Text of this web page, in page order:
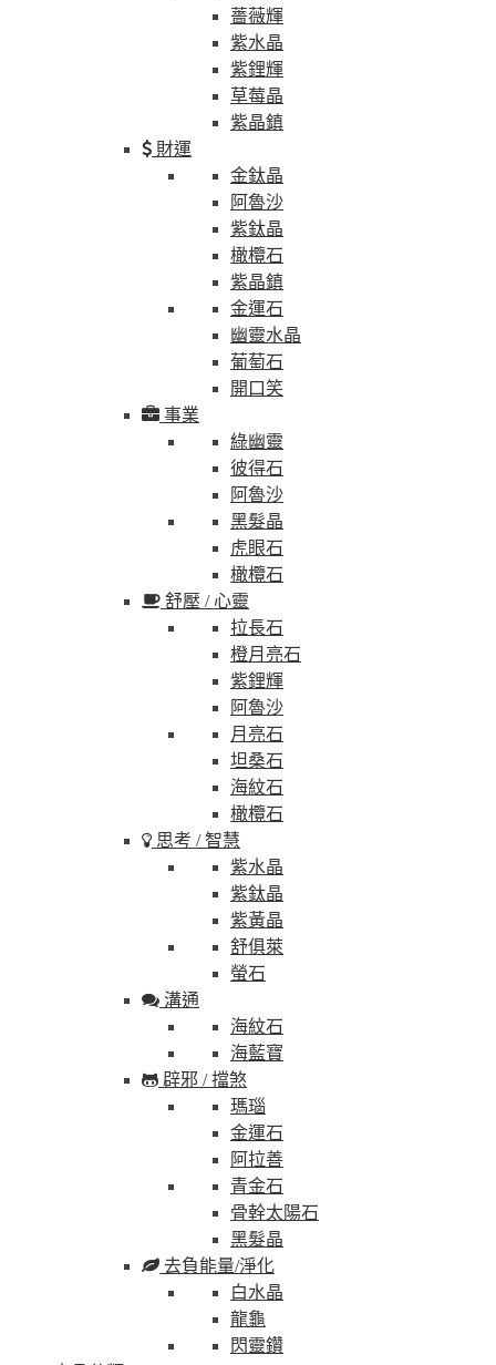
薔薇輝
紫水晶
紫鋰輝
草莓晶
紫晶鎮
財運
金鈦晶
阿魯沙
紫鈦晶
橄欖石
紫晶鎮
金運石
幽靈水晶
葡萄石
開口笑
事業
綠幽靈
彼得石
阿魯沙
黑髮晶
虎眼石
橄欖石
舒壓 / 心靈
拉長石
橙月亮石
紫鋰輝
阿魯沙
月亮石
坦桑石
海紋石
橄欖石
思考 / 智慧
紫水晶
紫鈦晶
紫黃晶
舒俱萊
螢石
溝通
海紋石
海藍寶
辟邪 / 擋煞
瑪瑙
金運石
阿拉善
青金石
骨幹太陽石
黑髮晶
去負能量/淨化
白水晶
龍龜
閃靈鑽